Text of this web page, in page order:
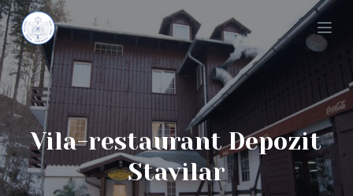
S
k
i
p
t
c
o
Vila-restaurant Depozit
Stavilar